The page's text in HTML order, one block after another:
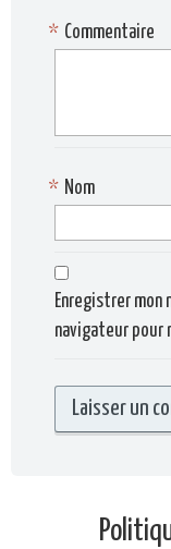
Commentaire
*
Nom
*
Enregistrer mon
navigateur pour